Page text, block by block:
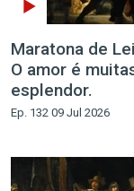
Maratona de
O amor é
esplendor.
Ep. 132 09 Jul 2026